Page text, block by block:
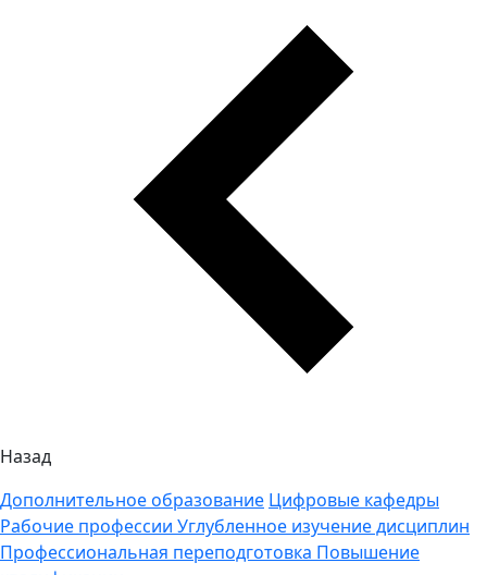
Назад
Дополнительное образование Цифровые кафедры
Рабочие профессии Углубленное изучение дисциплин
Профессиональная переподготовка Повышение